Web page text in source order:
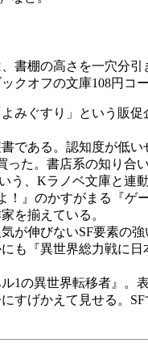
書棚の高さを一穴分
クオフの文庫108円コ
みぐすり」という販
である。認知度が低
た。書店系の知り合
、Kラノベ文庫と連
！』のかすがまる『
を揃えている。
が伸びないSF要素
も『異世界総力戦に
1の異世界転移者』。
すげかえて見せる。